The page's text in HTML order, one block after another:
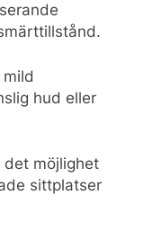
hud eller
det möjlighet
sittplatser